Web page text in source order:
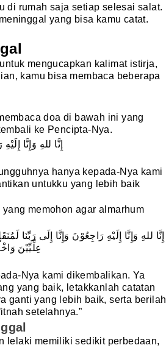
di rumah saja setiap selesai salat.
yang bisa kamu catat.
mengucapkan kalimat istirja,
kamu bisa membaca beberapa
doa di bawah ini yang
ke Pencipta-Nya.
إِنَّا للهِ وَإِنَّا
hanya kepada-Nya kami
untukku yang lebih baik
memohon agar almarhum
إِنَّا للهِ وَإِنَّا إِلَيْهِ رَاجِعُوْنَ وَإِنَّا إِلَى
عِلِّيِّيْنَ
Nya kami dikembalikan. Ya
yang baik, letakkanlah catatan
ganti yang lebih baik, serta berilah
setelahnya.”
lelaki memiliki sedikit perbedaan,